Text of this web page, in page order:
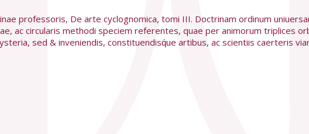
professoris, De arte cyclognomica, tomi III. Doctrinam ordinum
ac circularis methodi speciem referentes, quae per animorum triplices
sed & inveniendis, constituendisq́ue artibus, ac scientiis caerteris